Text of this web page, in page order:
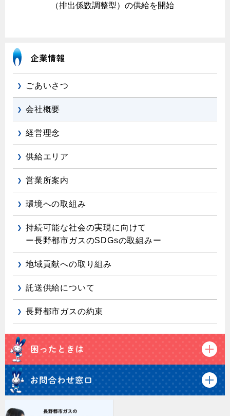
（排出係数調整型）の供給を開始
ごあいさつ
会社概要
経営理念
供給エリア
営業所案内
環境への取組み
持続可能な社会の実現に向けて
ー長野都市ガスのSDGsの取組みー
地域貢献への取り組み
託送供給について
長野都市ガスの約束